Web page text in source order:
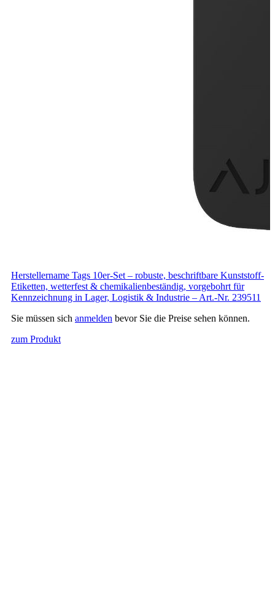
Herstellername Tags 10er-Set – robuste, beschriftbare Kunststoff-
Etiketten, wetterfest & chemikalienbeständig, vorgebohrt für
Kennzeichnung in Lager, Logistik & Industrie – Art.-Nr. 239511
Sie müssen sich anmelden bevor Sie die Preise sehen können.
zum Produkt